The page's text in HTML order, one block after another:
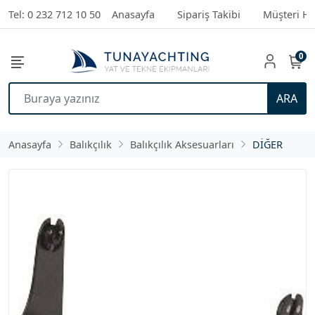
Tel: 0 232 712 10 50 Anasayfa Sipariş Takibi Müşteri
ARA
0
Anasayfa Balıkçılık Balıkçılık Aksesuarları DİĞER